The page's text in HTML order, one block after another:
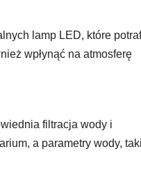
lamp LED, które
wpłynąć na atmosferę
filtracja wody i
a parametry wody,